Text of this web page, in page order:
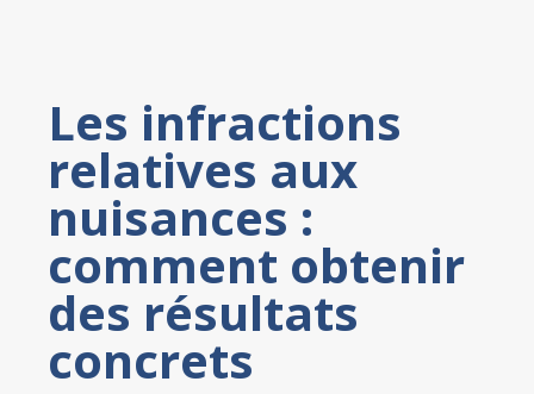
Les infractions
relatives aux
nuisances :
comment obtenir
des résultats
concrets